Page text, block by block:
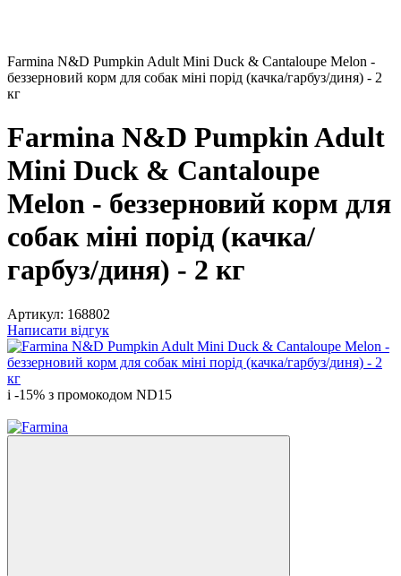
Farmina N&D Pumpkin Adult Mini Duck & Cantaloupe Melon -
беззерновий корм для собак міні порід (качка/гарбуз/диня) - 2
кг
Farmina N&D Pumpkin Adult
Mini Duck & Cantaloupe
Melon - беззерновий корм для
собак міні порід (качка/
гарбуз/диня) - 2 кг
Артикул: 168802
Написати відгук
і -15% з промокодом ND15